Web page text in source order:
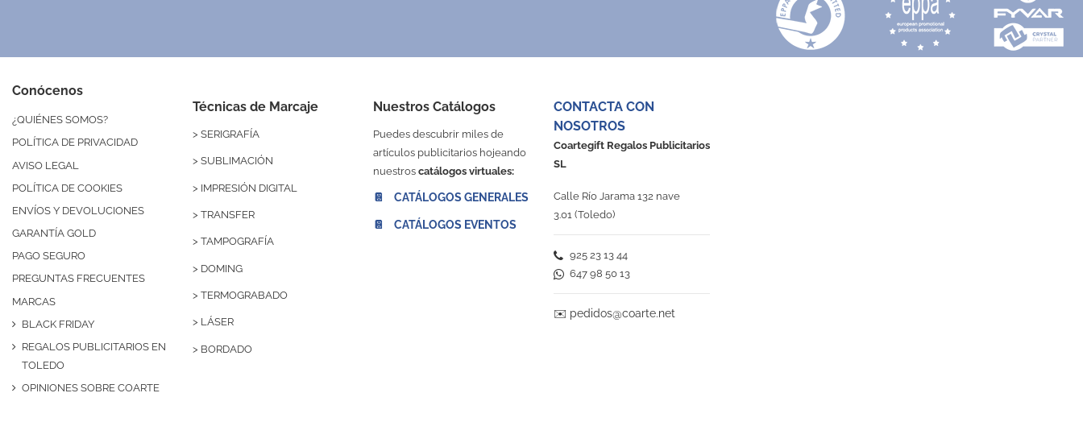
Conócenos
¿QUIÉNES SOMOS?
POLÍTICA DE PRIVACIDAD
AVISO LEGAL
POLÍTICA DE COOKIES
ENVÍOS Y DEVOLUCIONES
GARANTÍA GOLD
PAGO SEGURO
PREGUNTAS FRECUENTES
MARCAS
BLACK FRIDAY
REGALOS PUBLICITARIOS EN
TOLEDO
OPINIONES SOBRE COARTE
Técnicas de Marcaje
> SERIGRAFÍA
> SUBLIMACIÓN
> IMPRESIÓN DIGITAL
> TRANSFER
> TAMPOGRAFÍA
> DOMING
> TERMOGRABADO
> LÁSER
> BORDADO
Nuestros Catálogos
Puedes descubrir miles de
artículos publicitarios hojeando
nuestros catálogos virtuales:
📔 CATÁLOGOS GENERALES
📔 CATÁLOGOS EVENTOS
CONTACTA CON
NOSOTROS
Coartegift Regalos Publicitarios
SL
Calle Río Jarama 132 nave
3.01 (Toledo)
925 23 13 44
647 98 50 13
✉️ pedidos@coarte.net